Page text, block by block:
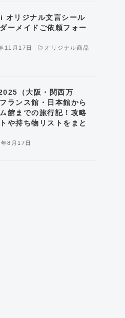
11月17日 オリジナル商品
リジナル文言シール
ーメイドご依頼フォー
8月17日
（大阪・関西万
ランス館・日本館から
館までの旅行記！攻略
や持ち物リストをまと